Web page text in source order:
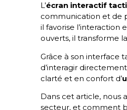
L’écran interactif
communication et de
il favorise l’interaction
ouverts, il transforme
Grâce à son interface
d’interagir
clarté et en confort d’
Dans cet article, nous
secteur, et comment